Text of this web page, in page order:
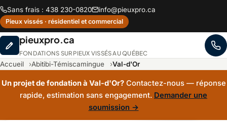
Sans frais : 438 230-0820 info@pieuxpro.ca
Pieux vissés · résidentiel et commercial
pieuxpro.ca
FONDATIONS SUR PIEUX VISSÉS AU QUÉBEC
Accueil Abitibi-Témiscamingue Val-d'Or
Un projet de fondation à Val-d'Or?Contactez-nous — réponse
rapide, estimation sans engagement. Demander une
soumission →